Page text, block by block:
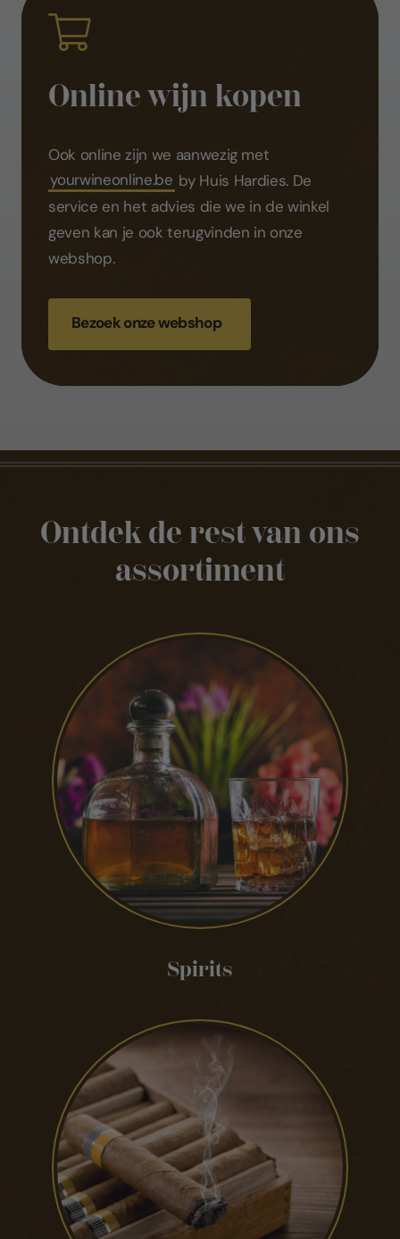
Online wijn kopen
Ook online zijn we aanwezig met
yourwineonline.be by Huis Hardies. De
service en het advies die we in de winkel
geven kan je ook terugvinden in onze
webshop.
Bezoek onze webshop
Ontdek de rest van ons
assortiment
Spirits